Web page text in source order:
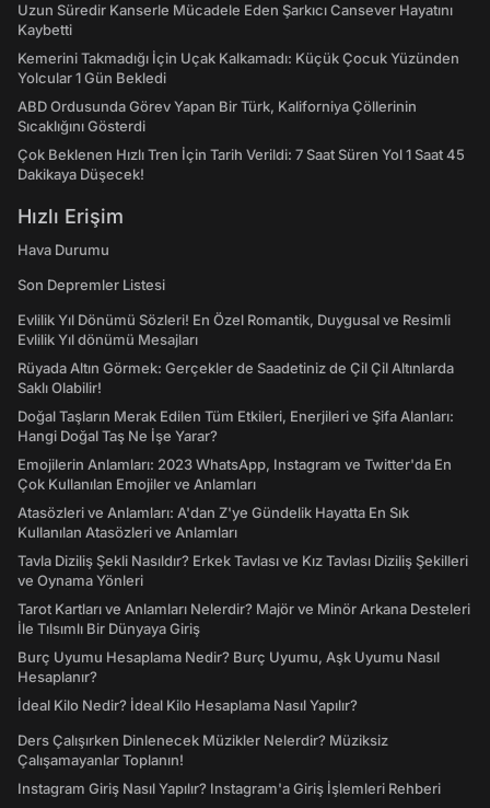
Uzun Süredir Kanserle Mücadele Eden Şarkıcı Cansever Hayatını
Kaybetti
Kemerini Takmadığı İçin Uçak Kalkamadı: Küçük Çocuk Yüzünden
Yolcular 1 Gün Bekledi
ABD Ordusunda Görev Yapan Bir Türk, Kaliforniya Çöllerinin
Sıcaklığını Gösterdi
Çok Beklenen Hızlı Tren İçin Tarih Verildi: 7 Saat Süren Yol 1 Saat 45
Dakikaya Düşecek!
Hızlı Erişim
Hava Durumu
Son Depremler Listesi
Evlilik Yıl Dönümü Sözleri! En Özel Romantik, Duygusal ve Resimli
Evlilik Yıl dönümü Mesajları
Rüyada Altın Görmek: Gerçekler de Saadetiniz de Çil Çil Altınlarda
Saklı Olabilir!
Doğal Taşların Merak Edilen Tüm Etkileri, Enerjileri ve Şifa Alanları:
Hangi Doğal Taş Ne İşe Yarar?
Emojilerin Anlamları: 2023 WhatsApp, Instagram ve Twitter'da En
Çok Kullanılan Emojiler ve Anlamları
Atasözleri ve Anlamları: A'dan Z'ye Gündelik Hayatta En Sık
Kullanılan Atasözleri ve Anlamları
Tavla Diziliş Şekli Nasıldır? Erkek Tavlası ve Kız Tavlası Diziliş Şekilleri
ve Oynama Yönleri
Tarot Kartları ve Anlamları Nelerdir? Majör ve Minör Arkana Desteleri
İle Tılsımlı Bir Dünyaya Giriş
Burç Uyumu Hesaplama Nedir? Burç Uyumu, Aşk Uyumu Nasıl
Hesaplanır?
İdeal Kilo Nedir? İdeal Kilo Hesaplama Nasıl Yapılır?
Ders Çalışırken Dinlenecek Müzikler Nelerdir? Müziksiz
Çalışamayanlar Toplanın!
Instagram Giriş Nasıl Yapılır? Instagram'a Giriş İşlemleri Rehberi